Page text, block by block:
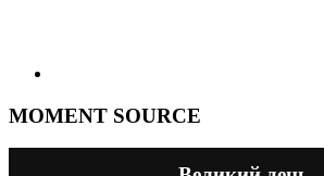
MOMENT SOURCE